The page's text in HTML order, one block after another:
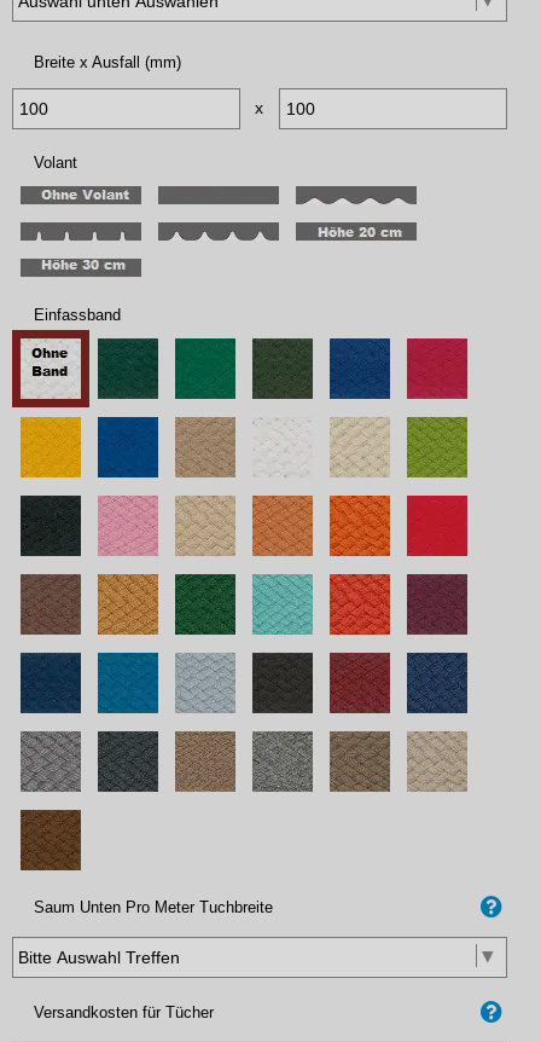
Breite x Ausfall (mm)
x
Volant
Einfassband
Saum Unten Pro Meter Tuchbreite
Versandkosten für Tücher